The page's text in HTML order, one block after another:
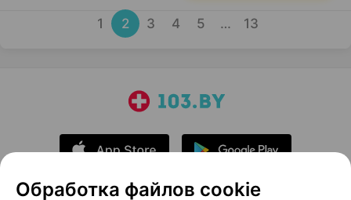
1 2 3 4 5 … 13
Обработка файлов cookie